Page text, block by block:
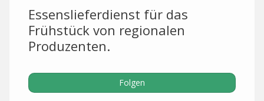
Essenslieferdienst für das
Frühstück von regionalen
Produzenten.
Folgen